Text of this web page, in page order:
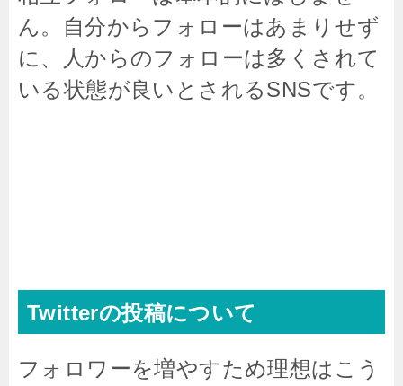
ん。自分からフォローはあまりせず
に、人からのフォローは多くされて
いる状態が良いとされるSNSです。
Twitterの投稿について
フォロワーを増やすため理想はこう